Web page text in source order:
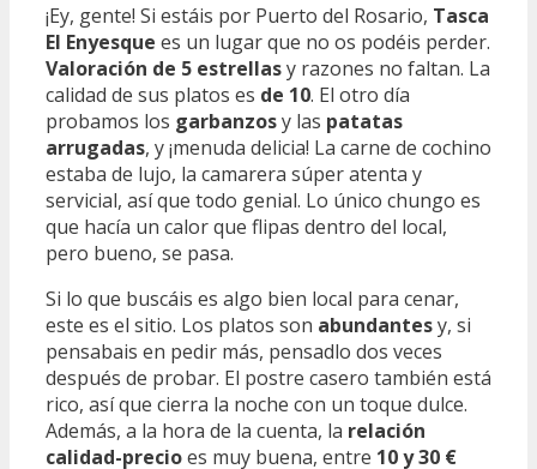
¡Ey, gente! Si estáis por Puerto del Rosario, Tasca
El Enyesque es un lugar que no os podéis perder.
Valoración de 5 estrellasy razones no faltan. La
calidad de sus platos es de 10. El otro día
probamos los garbanzosy las patatas
arrugadas, y ¡menuda delicia! La carne de cochino
estaba de lujo, la camarera súper atenta y
servicial, así que todo genial. Lo único chungo es
que hacía un calor que flipas dentro del local,
pero bueno, se pasa.
Si lo que buscáis es algo bien local para cenar,
este es el sitio. Los platos son abundantesy, si
pensabais en pedir más, pensadlo dos veces
después de probar. El postre casero también está
rico, así que cierra la noche con un toque dulce.
Además, a la hora de la cuenta, la relación
calidad-precioes muy buena, entre 10 y 30 €